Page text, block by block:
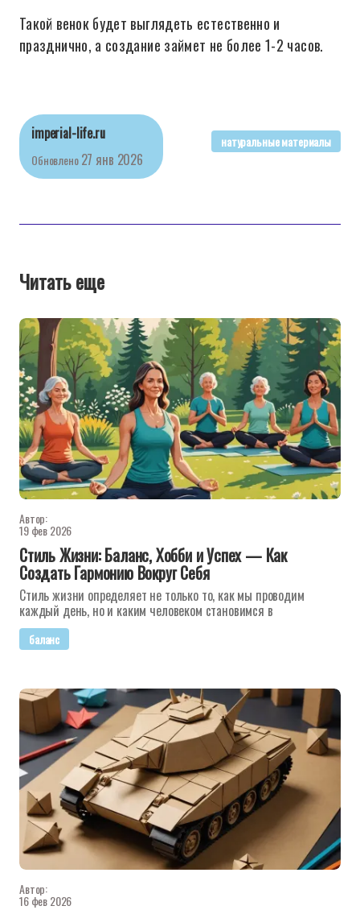
Такой венок будет выглядеть естественно и
празднично, а создание займет не более 1-2 часов.
imperial-life.ru
Обновлено 27 янв 2026
натуральные материалы
Читать еще
Автор:
19 фев 2026
Стиль Жизни: Баланс, Хобби и Успех — Как
Создать Гармонию Вокруг Себя
Стиль жизни определяет не только то, как мы проводим
каждый день, но и каким человеком становимся в
баланс
Автор:
16 фев 2026